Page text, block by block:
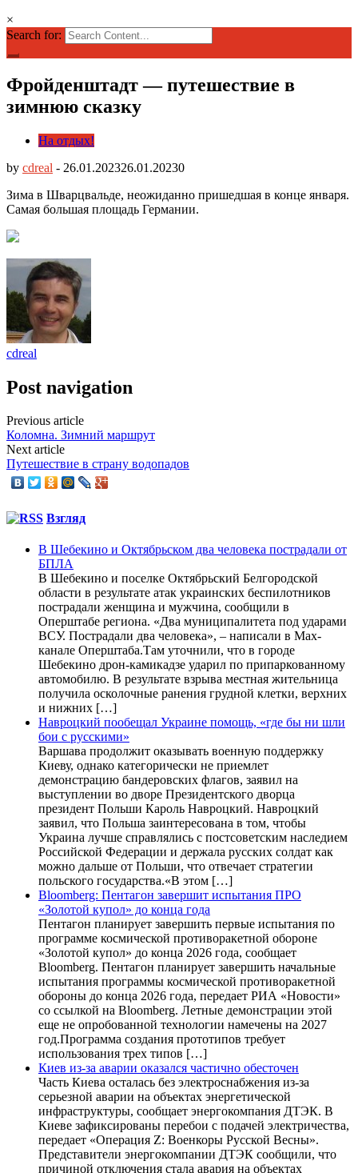
×
Search for:
Фройденштадт — путешествие в
зимнюю сказку
На отдых!
by cdreal - 26.01.202326.01.20230
Зима в Шварцвальде, неожиданно пришедшая в конце января.
Самая большая площадь Германии.
cdreal
Post navigation
Previous article
Коломна. Зимний маршрут
Next article
Путешествие в страну водопадов
Взгляд
В Шебекино и Октябрьском два человека пострадали от
БПЛА
В Шебекино и поселке Октябрьский Белгородской
области в результате атак украинских беспилотников
пострадали женщина и мужчина, сообщили в
Оперштабе региона. «Два муниципалитета под ударами
ВСУ. Пострадали два человека», – написали в Max-
канале Оперштаба.Там уточнили, что в городе
Шебекино дрон-камикадзе ударил по припаркованному
автомобилю. В результате взрыва местная жительница
получила осколочные ранения грудной клетки, верхних
и нижних […]
Навроцкий пообещал Украине помощь, «где бы ни шли
бои с русскими»
Варшава продолжит оказывать военную поддержку
Киеву, однако категорически не приемлет
демонстрацию бандеровских флагов, заявил на
выступлении во дворе Президентского дворца
президент Польши Кароль Навроцкий. Навроцкий
заявил, что Польша заинтересована в том, чтобы
Украина лучше справлялись с постсоветским наследием
Российской Федерации и держала русских солдат как
можно дальше от Польши, что отвечает стратегии
польского государства.«В этом […]
Bloomberg: Пентагон завершит испытания ПРО
«Золотой купол» до конца года
Пентагон планирует завершить первые испытания по
программе космической противоракетной обороне
«Золотой купол» до конца 2026 года, сообщает
Bloomberg. Пентагон планирует завершить начальные
испытания программы космической противоракетной
обороны до конца 2026 года, передает РИА «Новости»
со ссылкой на Bloomberg. Летные демонстрации этой
еще не опробованной технологии намечены на 2027
год.Программа создания прототипов требует
использования трех типов […]
Киев из-за аварии оказался частично обесточен
Часть Киева осталась без электроснабжения из-за
серьезной аварии на объектах энергетической
инфраструктуры, сообщает энергокомпания ДТЭК. В
Киеве зафиксированы перебои с подачей электричества,
передает «Операция Z: Военкоры Русской Весны».
Представители энергокомпании ДТЭК сообщили, что
причиной отключения стала авария на объектах